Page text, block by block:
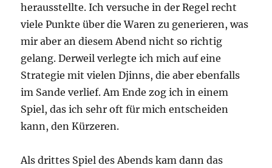
herausstellte. Ich versuche in der Regel recht
viele Punkte über die Waren zu generieren, was
mir aber an diesem Abend nicht so richtig
gelang. Derweil verlegte ich mich auf eine
Strategie mit vielen Djinns, die aber ebenfalls
im Sande verlief. Am Ende zog ich in einem
Spiel, das ich sehr oft für mich entscheiden
kann, den Kürzeren.
Als drittes Spiel des Abends kam dann das